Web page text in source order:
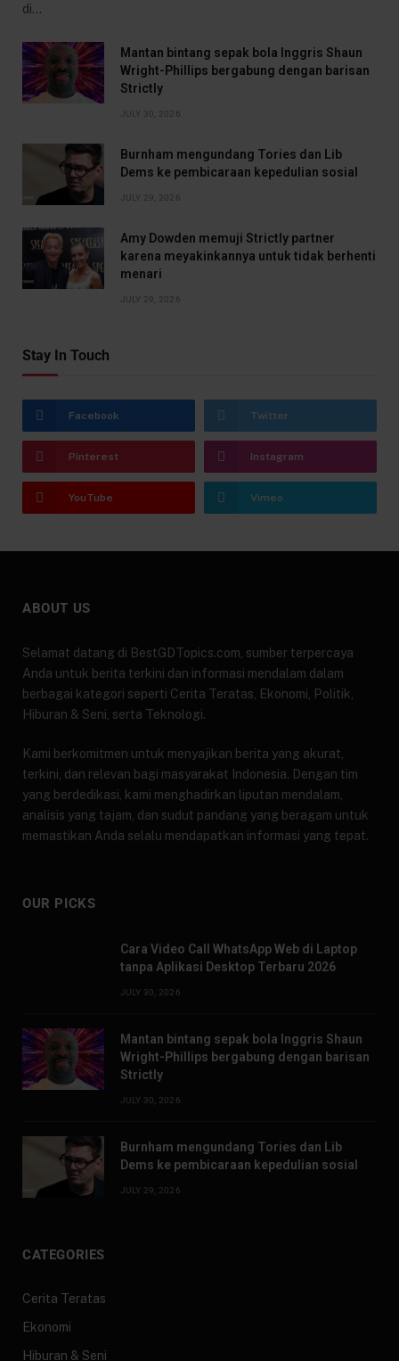
di…
Mantan bintang sepak bola Inggris Shaun
Wright-Phillips bergabung dengan barisan
Strictly
JULY 30, 2026
Burnham mengundang Tories dan Lib
Dems ke pembicaraan kepedulian sosial
JULY 29, 2026
Amy Dowden memuji Strictly partner
karena meyakinkannya untuk tidak berhenti
menari
JULY 29, 2026
Stay In Touch
Facebook Twitter
Pinterest Instagram
YouTube Vimeo
ABOUT US
Selamat datang di BestGDTopics.com, sumber terpercaya
Anda untuk berita terkini dan informasi mendalam dalam
berbagai kategori seperti Cerita Teratas, Ekonomi, Politik,
Hiburan & Seni, serta Teknologi.
Kami berkomitmen untuk menyajikan berita yang akurat,
terkini, dan relevan bagi masyarakat Indonesia. Dengan tim
yang berdedikasi, kami menghadirkan liputan mendalam,
analisis yang tajam, dan sudut pandang yang beragam untuk
memastikan Anda selalu mendapatkan informasi yang tepat.
OUR PICKS
Cara Video Call WhatsApp Web di Laptop
tanpa Aplikasi Desktop Terbaru 2026
JULY 30, 2026
Mantan bintang sepak bola Inggris Shaun
Wright-Phillips bergabung dengan barisan
Strictly
JULY 30, 2026
Burnham mengundang Tories dan Lib
Dems ke pembicaraan kepedulian sosial
JULY 29, 2026
CATEGORIES
Cerita Teratas
Ekonomi
Hiburan & Seni